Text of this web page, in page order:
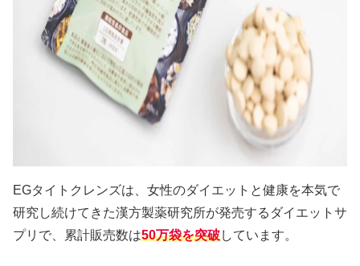
EGタイトクレンズは、女性のダイエットと健康を本気で
研究し続けてきた漢方製薬研究所が発売するダイエットサ
プリで、累計販売数は50万袋を突破しています。